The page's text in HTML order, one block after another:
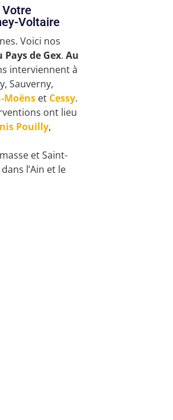
Votre
Voltaire
Voici nos
Pays de Gex. Au
interviennent à
Sauverny,
Moënset Cessy.
ont lieu
Pouilly,
et Saint-
l’Ain et le